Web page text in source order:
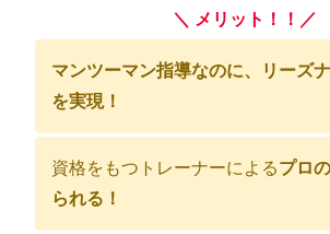
＼ メリット！！／
マンツーマン指導なのに、リーズ
を実現！
資格をもつトレーナーによるプロ
られる！